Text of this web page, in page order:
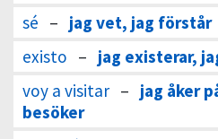
sé – jag vet, jag förstår
existo – jag existerar,
voy a visitar – jag åker
besöker